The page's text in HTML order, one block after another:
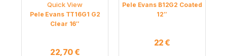
Quick View
Pele Evans TT16G1 G2
Clear 16″
22,70€
Pele Evans B12G2 Coated
12″
22€